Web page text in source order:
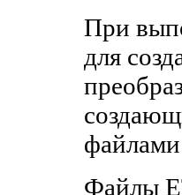
При
для
Файлы